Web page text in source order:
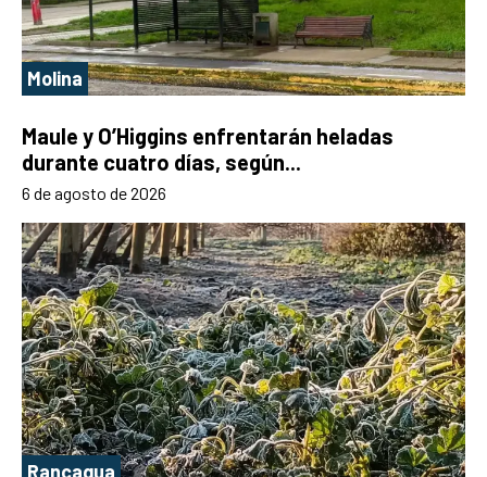
Molina
Maule y O’Higgins enfrentarán heladas
durante cuatro días, según...
6 de agosto de 2026
Rancagua